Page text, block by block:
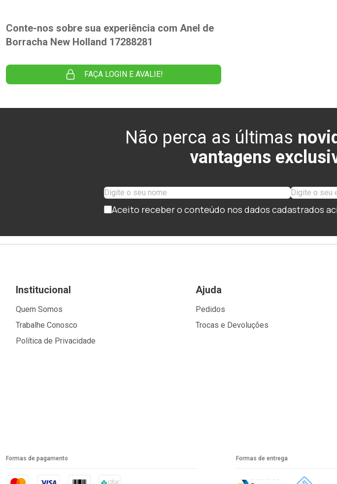
Conte-nos sobre sua experiência com Anel de
Borracha New Holland 17288281
FAÇA LOGIN E AVALIE!
Não perca as últimas
vantagens
Aceito receber o conteúdo nos dados cadastrados
Institucional
Quem Somos
Trabalhe Conosco
Política de Privacidade
Ajuda
Pedidos
Trocas e Devoluções
Formas de pagamento Formas de entrega